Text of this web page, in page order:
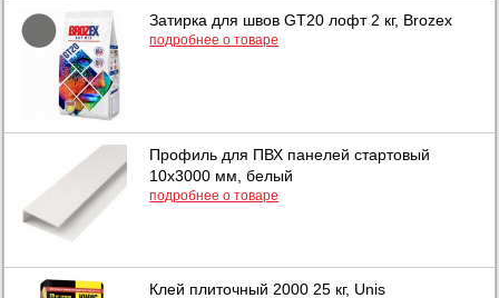
Затирка для швов GT20 лофт 2 кг, Brozex
подробнее о товаре
Профиль для ПВХ панелей стартовый
10х3000 мм, белый
подробнее о товаре
Клей плиточный 2000 25 кг, Unis